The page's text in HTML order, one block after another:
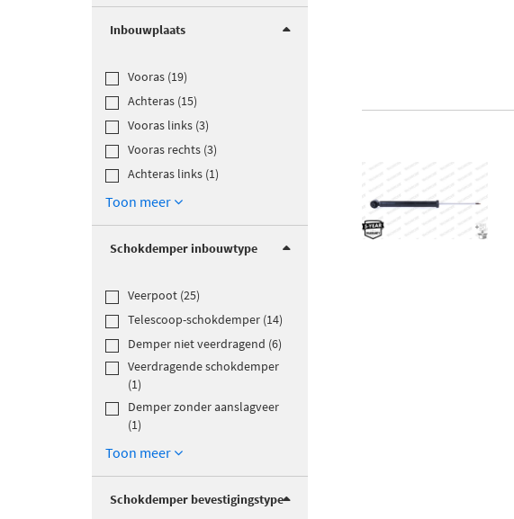
Inbouwplaats
Vooras (19)
Achteras (15)
Vooras links (3)
Vooras rechts (3)
Achteras links (1)
Toon meer
Schokdemper inbouwtype
Veerpoot (25)
Telescoop-schokdemper (14)
Demper niet veerdragend (6)
Veerdragende schokdemper
(1)
Demper zonder aanslagveer
(1)
Toon meer
Schokdemper bevestigingstype